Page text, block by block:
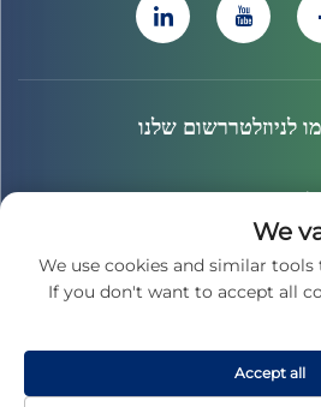
לניוזלטררשום שלנו
את החדשות האחרונות, העדכונים
We
We use cookies and similar
If you don't want to accept all
Accept all